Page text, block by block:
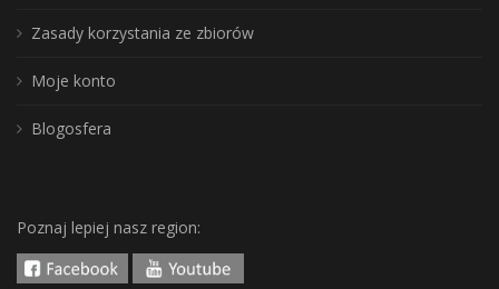
Zasady korzystania ze zbiorów
Moje konto
Blogosfera
Poznaj lepiej nasz region: